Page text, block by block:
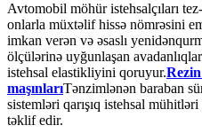
Avtomobil möhür istehsalçıları
onlarla müxtəlif hissə nömrəsini
imkan verən və əsaslı
ölçülərinə uyğunlaşan
istehsal elastikliyini qoruyur.
maşınlarıTənzimlənən baraban
sistemləri qarışıq istehsal
təklif edir.